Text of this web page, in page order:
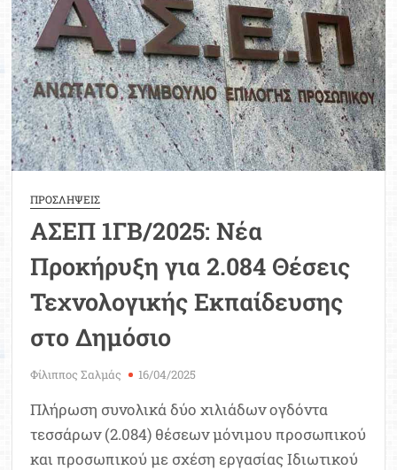
του
2ου
πανελλήνιου
διαγωνισμού
–
Ο
πίνακας
με
τις
ΠΡΟΣΛΗΨΕΙΣ
ΑΣΕΠ 1ΓΒ/2025: Νέα
Προκήρυξη για 2.084 Θέσεις
Τεχνολογικής Εκπαίδευσης
στο Δημόσιο
Φίλιππος Σαλμάς 16/04/2025
Πλήρωση συνολικά δύο χιλιάδων ογδόντα
τεσσάρων (2.084) θέσεων μόνιμου προσωπικού
και προσωπικού με σχέση εργασίας Ιδιωτικού